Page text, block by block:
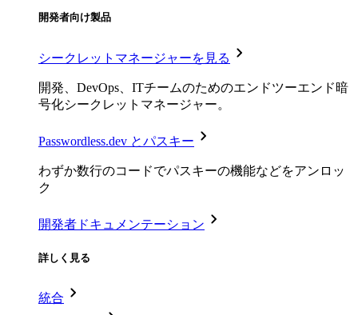
開発者向け製品
シークレットマネージャーを見る
開発、DevOps、ITチームのためのエンドツーエンド暗
号化シークレットマネージャー。
Passwordless.dev とパスキー
わずか数行のコードでパスキーの機能などをアンロッ
ク
開発者ドキュメンテーション
詳しく見る
統合